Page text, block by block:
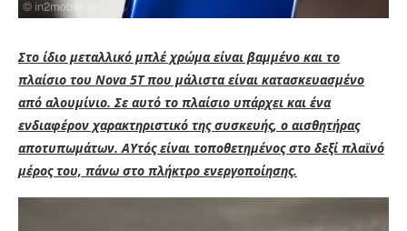
Στο ίδιο μεταλλικό μπλέ χρώμα είναι βαμμένο και το
πλαίσιο του Nova 5T που μάλιστα είναι κατασκευασμένο
από αλουμίνιο. Σε αυτό το πλαίσιο υπάρχει και ένα
ενδιαφέρον χαρακτηριστικό της συσκευής, ο αισθητήρας
αποτυπωμάτων. ΑΥτός είναι τοποθετημένος στο δεξί πλαϊνό
μέρος του, πάνω στο πλήκτρο ενεργοποίησης.